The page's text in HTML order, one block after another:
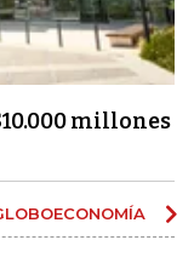
millones